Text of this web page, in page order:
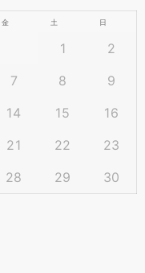
金 土 日
1
2
7 8
9
14 15
16
21 22
23
28 29 30